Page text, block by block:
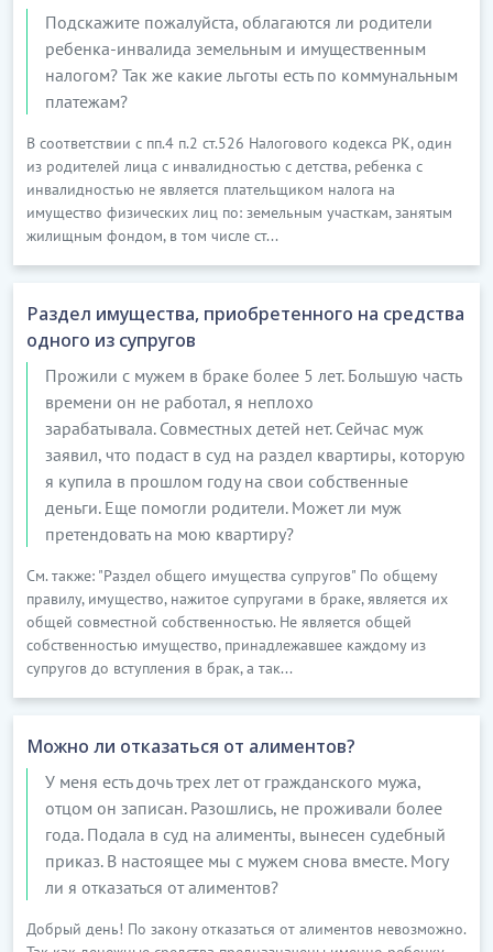
Подскажите пожалуйста, облагаются ли родители
ребенка-инвалида земельным и имущественным
налогом? Так же какие льготы есть по коммунальным
платежам?
В соответствии с пп.4 п.2 ст.526 Налогового кодекса РК, один
из родителей лица с инвалидностью с детства, ребенка с
инвалидностью не является плательщиком налога на
имущество физических лиц по: земельным участкам, занятым
жилищным фондом, в том числе ст...
Раздел имущества, приобретенного на средства
одного из супругов
Прожили с мужем в браке более 5 лет. Большую часть
времени он не работал, я неплохо
зарабатывала. Совместных детей нет. Сейчас муж
заявил, что подаст в суд на раздел квартиры, которую
я купила в прошлом году на свои собственные
деньги. Еще помогли родители. Может ли муж
претендовать на мою квартиру?
См. также: "Раздел общего имущества супругов" По общему
правилу, имущество, нажитое супругами в браке, является их
общей совместной собственностью. Не является общей
собственностью имущество, принадлежавшее каждому из
супругов до вступления в брак, а так...
Можно ли отказаться от алиментов?
У меня есть дочь трех лет от гражданского мужа,
отцом он записан. Разошлись, не проживали более
года. Подала в суд на алименты, вынесен судебный
приказ. В настоящее мы с мужем снова вместе. Могу
ли я отказаться от алиментов?
Добрый день! По закону отказаться от алиментов невозможно.